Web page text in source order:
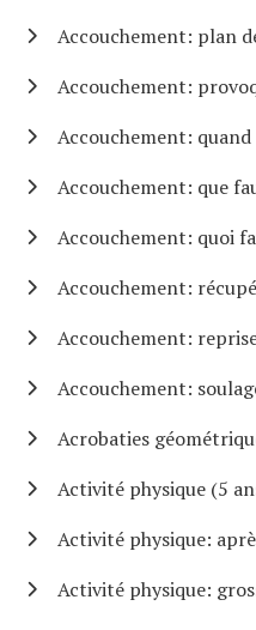
Accouchement: plan
Accouchement:
Accouchement: quand
Accouchement: que
Accouchement: quoi
Accouchement:
Accouchement:
Accouchement:
Acrobaties
Activité physique (5
Activité physique:
Activité physique: